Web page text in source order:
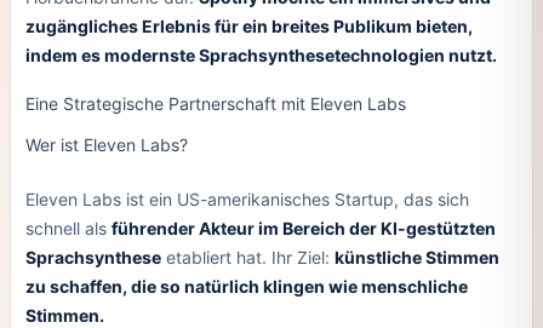
zugängliches Erlebnis für ein breites Publikum bieten,
indem es modernste Sprachsynthesetechnologien nutzt.
Eine Strategische Partnerschaft mit Eleven Labs
Wer ist Eleven Labs?
Eleven Labs ist ein US-amerikanisches Startup, das sich
schnell als führender Akteur im Bereich der KI-gestützten
Sprachsyntheseetabliert hat. Ihr Ziel: künstliche Stimmen
zu schaffen, die so natürlich klingen wie menschliche
Stimmen.